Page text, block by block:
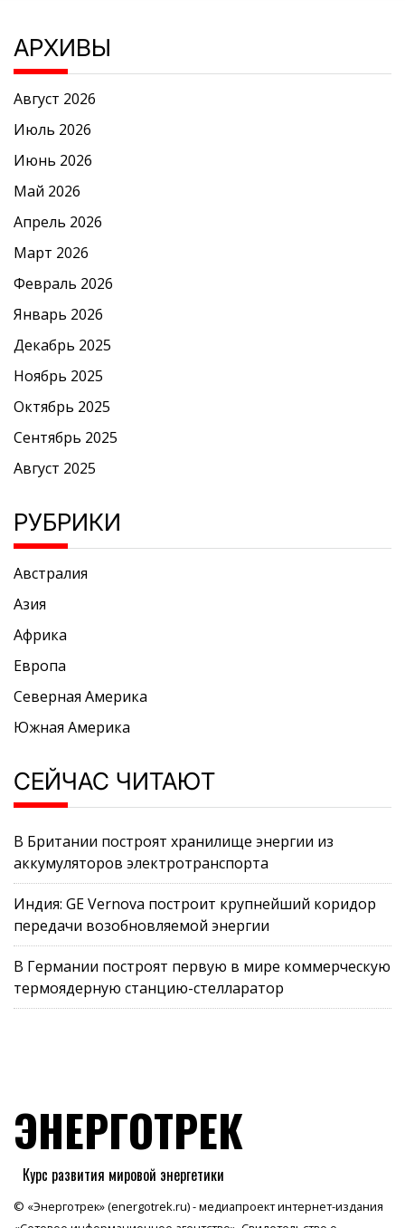
АРХИВЫ
Август 2026
Июль 2026
Июнь 2026
Май 2026
Апрель 2026
Март 2026
Февраль 2026
Январь 2026
Декабрь 2025
Ноябрь 2025
Октябрь 2025
Сентябрь 2025
Август 2025
РУБРИКИ
Австралия
Азия
Африка
Европа
Северная Америка
Южная Америка
СЕЙЧАС ЧИТАЮТ
В Британии построят хранилище энергии из
аккумуляторов электротранспорта
Индия: GE Vernova построит крупнейший коридор
передачи возобновляемой энергии
В Германии построят первую в мире коммерческую
термоядерную станцию-стелларатор
ЭНЕРГОТРЕК
Курс развития мировой энергетики
© «Энерготрек» (energotrek.ru) - медиапроект интернет-издания